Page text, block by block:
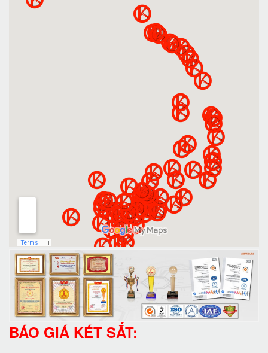
BÁO GIÁ KÉT SẮT: